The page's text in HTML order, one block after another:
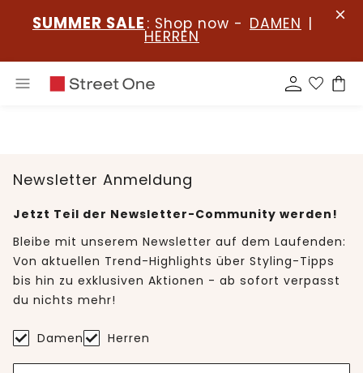
SUMMER SALE : Shop now - DAMEN |
HERREN
Newsletter Anmeldung
Jetzt Teil der Newsletter-Community werden!
Bleibe mit unserem Newsletter auf dem Laufenden:
Von aktuellen Trend-Highlights über Styling-Tipps
bis hin zu exklusiven Aktionen - ab sofort verpasst
du nichts mehr!
Damen Herren